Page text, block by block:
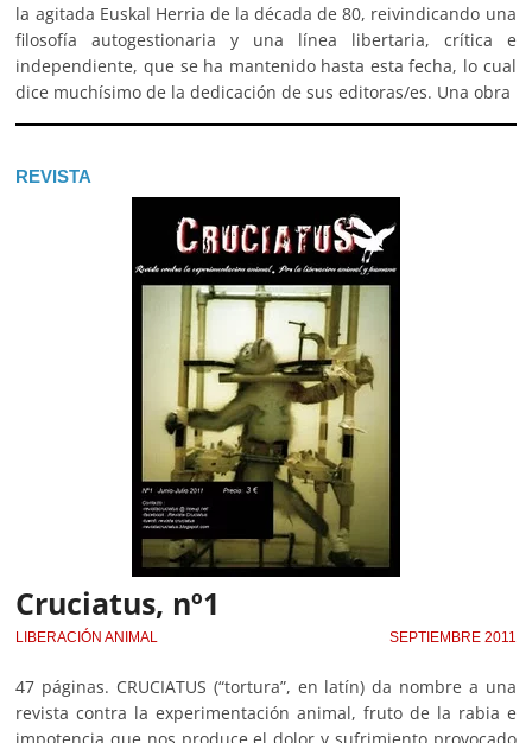
la agitada Euskal Herria de la década de 80, reivindicando una
filosofía autogestionaria y una línea libertaria, crítica e
independiente, que se ha mantenido hasta esta fecha, lo cual
dice muchísimo de la dedicación de sus editoras/es. Una obra
REVISTA
Cruciatus, nº1
LIBERACIÓN ANIMAL SEPTIEMBRE 2011
47 páginas. CRUCIATUS (“tortura”, en latín) da nombre a una
revista contra la experimentación animal, fruto de la rabia e